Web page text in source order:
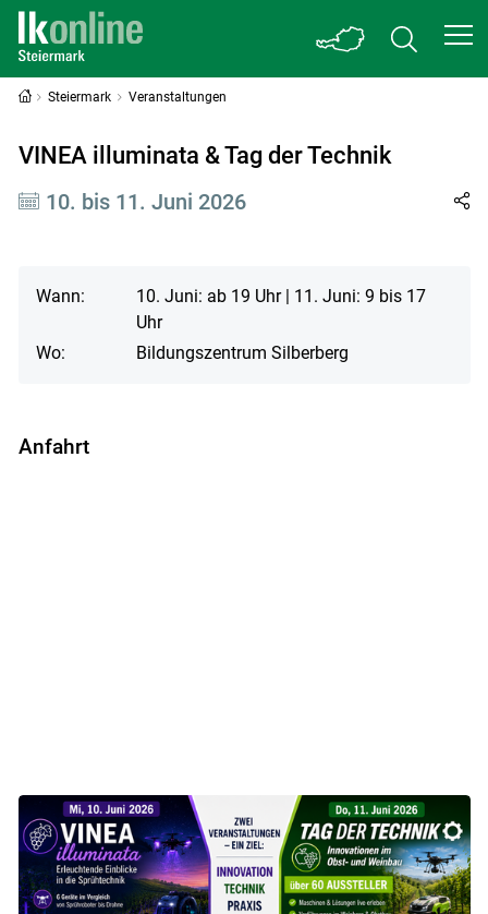
Steiermark Veranstaltungen
VINEA illuminata & Tag der Technik
10. bis 11. Juni 2026
Wann:
10. Juni: ab 19 Uhr | 11. Juni: 9 bis 17
Uhr
Wo:
Bildungszentrum Silberberg
Anfahrt